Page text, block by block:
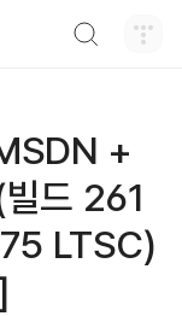
+
드 261
LTSC)